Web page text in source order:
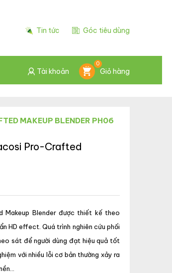
Tin tức Góc tiêu dùng
Tài khoản Giỏ hàng
0
MAKEUP BLENDER PH06
Pro-Crafted
Makeup Blender được thiết kế theo
HD effect. Quá trình nghiên cứu phối
sát để người dùng đạt hiệu quả tốt
với nhiều lỗi cơ bản thường xảy ra